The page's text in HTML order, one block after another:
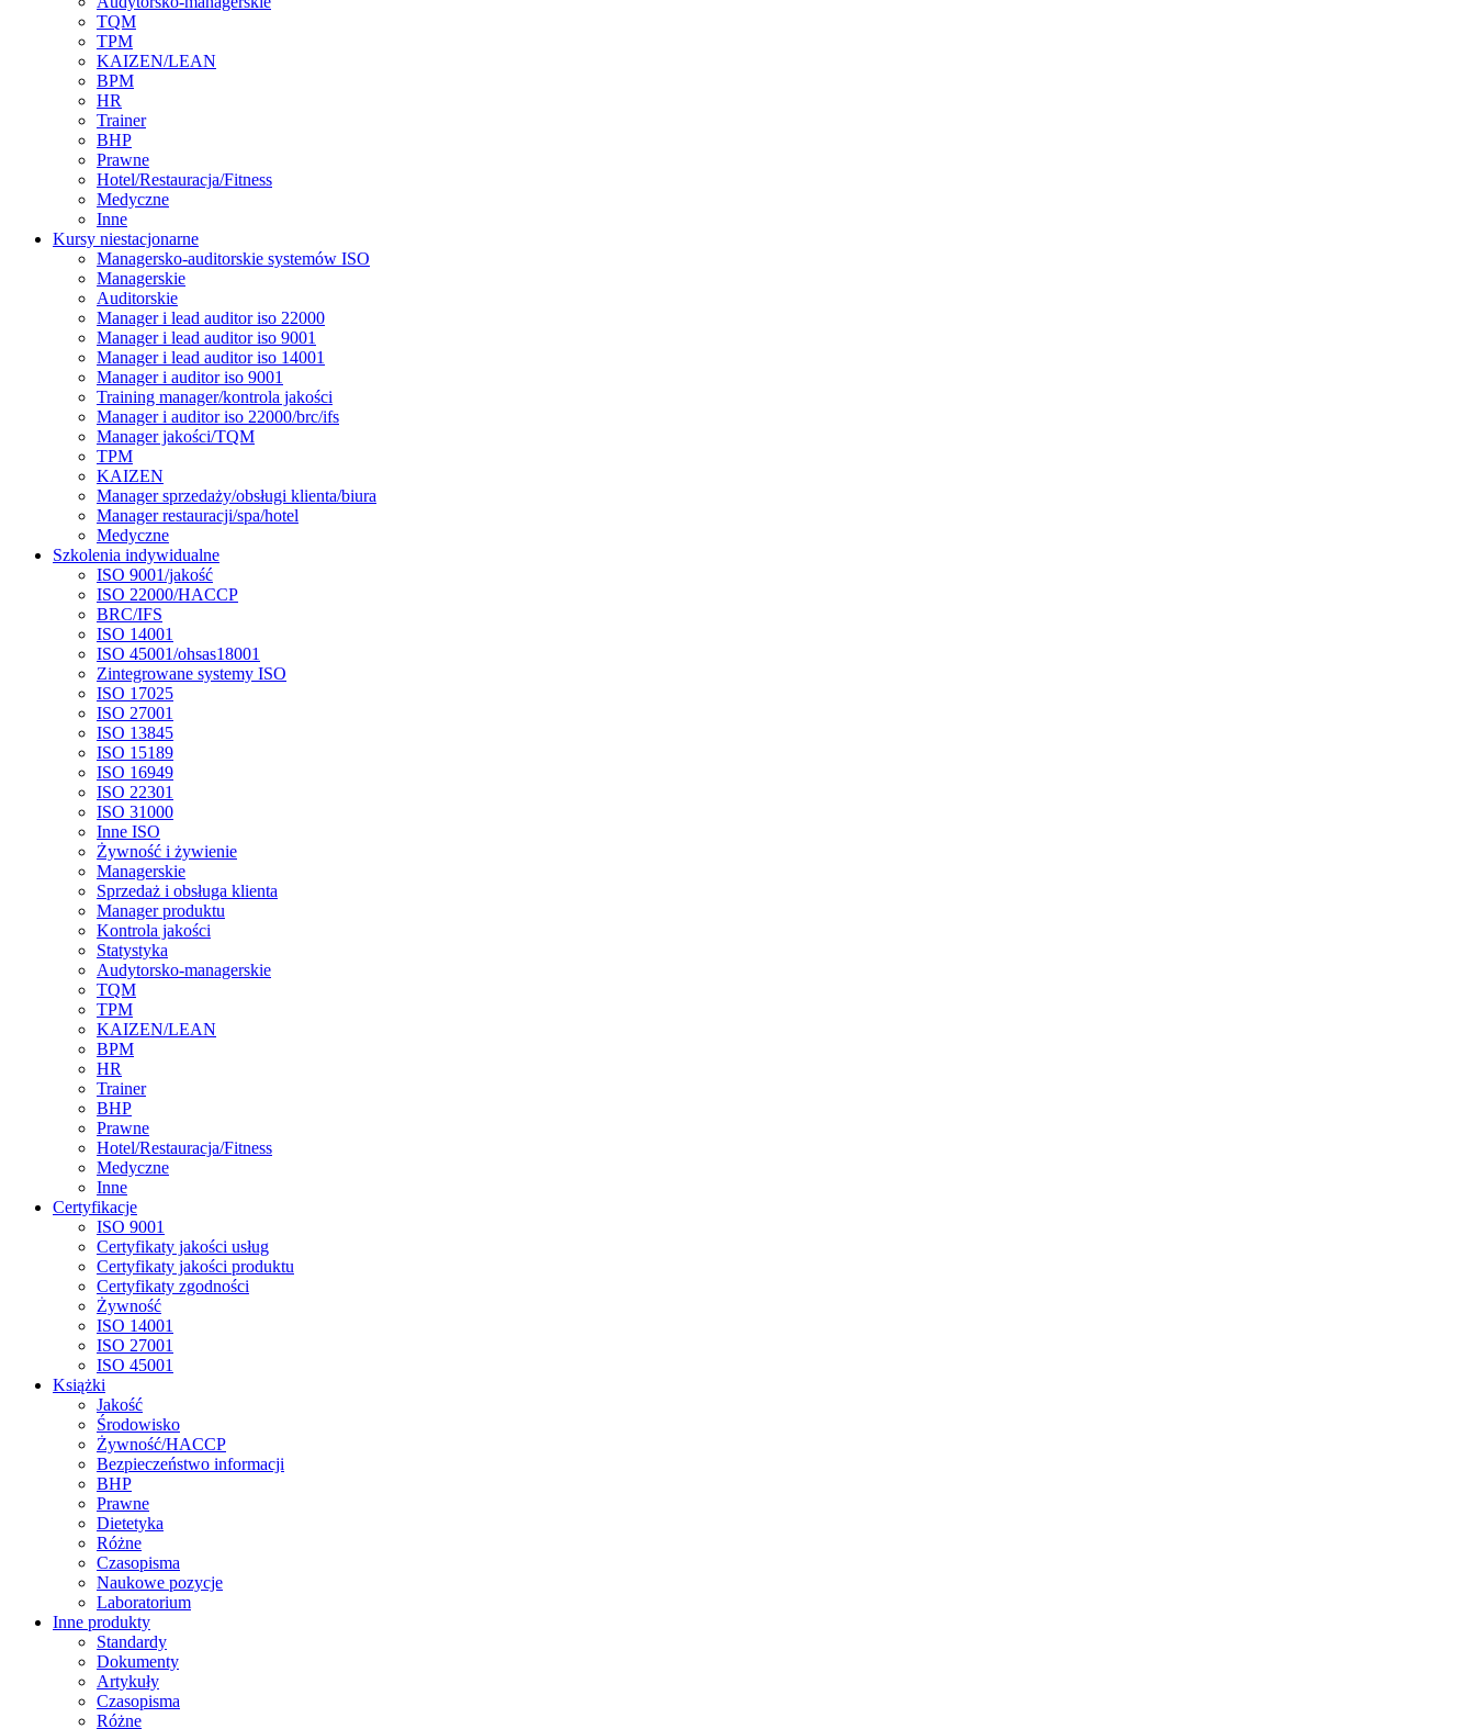
TQM
TPM
KAIZEN/LEAN
BPM
HR
Trainer
BHP
Prawne
Hotel/Restauracja/Fitness
Medyczne
Inne
Kursy niestacjonarne
Managersko-auditorskie systemów ISO
Managerskie
Auditorskie
Manager i lead auditor iso 22000
Manager i lead auditor iso 9001
Manager i lead auditor iso 14001
Manager i auditor iso 9001
Training manager/kontrola jakości
Manager i auditor iso 22000/brc/ifs
Manager jakości/TQM
TPM
KAIZEN
Manager sprzedaży/obsługi klienta/biura
Manager restauracji/spa/hotel
Medyczne
Szkolenia indywidualne
ISO 9001/jakość
ISO 22000/HACCP
BRC/IFS
ISO 14001
ISO 45001/ohsas18001
Zintegrowane systemy ISO
ISO 17025
ISO 27001
ISO 13845
ISO 15189
ISO 16949
ISO 22301
ISO 31000
Inne ISO
Żywność i żywienie
Managerskie
Sprzedaż i obsługa klienta
Manager produktu
Kontrola jakości
Statystyka
Audytorsko-managerskie
TQM
TPM
KAIZEN/LEAN
BPM
HR
Trainer
BHP
Prawne
Hotel/Restauracja/Fitness
Medyczne
Inne
Certyfikacje
ISO 9001
Certyfikaty jakości usług
Certyfikaty jakości produktu
Certyfikaty zgodności
Żywność
ISO 14001
ISO 27001
ISO 45001
Książki
Jakość
Środowisko
Żywność/HACCP
Bezpieczeństwo informacji
BHP
Prawne
Dietetyka
Różne
Czasopisma
Naukowe pozycje
Laboratorium
Inne produkty
Standardy
Dokumenty
Artykuły
Czasopisma
Różne